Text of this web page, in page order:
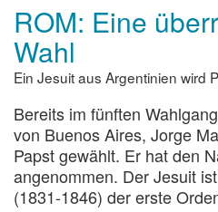
neues
Oberhaupt
Kirchengemeinschaft
ROM: Eine
Wahl
Ein Jesuit aus Argentinien wird
Bereits im fünften
von Buenos Aires, Jorge
Papst gewählt. Er hat den
angenommen. Der Jesuit
(1831-1846) der erste